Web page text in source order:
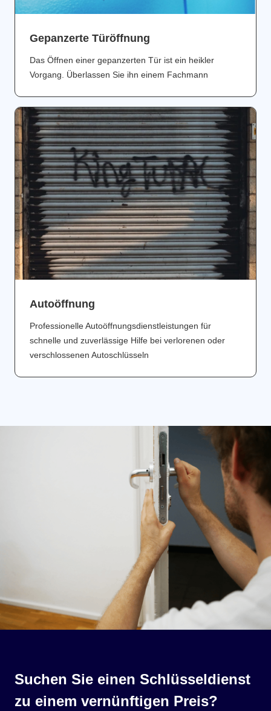
Gepanzerte Türöffnung
Das Öffnen einer gepanzerten Tür ist ein heikler
Vorgang. Überlassen Sie ihn einem Fachmann
Аutoöffnung
Professionelle Autoöffnungsdienstleistungen für
schnelle und zuverlässige Hilfe bei verlorenen oder
verschlossenen Autoschlüsseln
Suchen Sie einen Schlüsseldienst
zu einem vernünftigen Preis?